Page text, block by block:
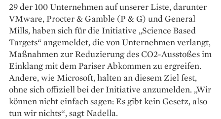
29 der 100 Unternehmen auf unserer Liste, darunter
VMware, Procter & Gamble (P & G) und General
Mills, haben sich für die Initiative „Science Based
Targets“ angemeldet, die von Unternehmen verlangt,
Maßnahmen zur Reduzierung des CO2-Ausstoßes im
Einklang mit dem ­Pariser ­Abkommen zu ergreifen.
Andere, wie Microsoft, halten an diesem Ziel fest,
ohne sich offiziell bei der Initiative anzumelden. „Wir
können nicht einfach sagen: Es gibt kein Gesetz, also
tun wir nichts“, sagt Nadella.